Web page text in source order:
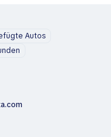
Autos